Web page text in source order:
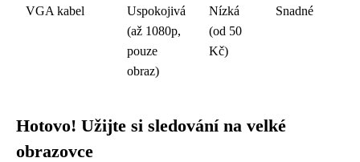
VGA kabel
Uspokojivá
(až 1080p,
pouze
obraz)
Nízká
(od 50
Kč)
Snadné
Hotovo! Užijte si sledování na velké
obrazovce